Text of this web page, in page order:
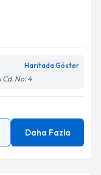
Aydınlatma
belirtilen
Haritada Göster
Cd. No: 4
Daha Fazla